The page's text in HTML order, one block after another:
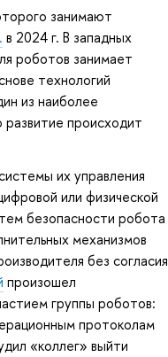
занимают
в 2024 г. В западных
роботов занимает
технологий
из наиболее
происходит
их управления
или физической
безопасности робота
механизмов
без согласия
произошел
группы роботов:
протоколам
«коллег» выйти